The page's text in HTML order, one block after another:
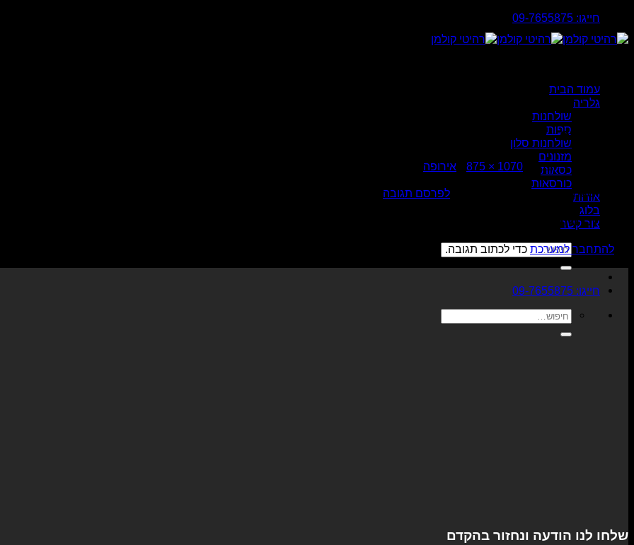
to
content
חייגו: 09-7655875
עמוד הבית
גלריה
שולחנות
ספות
שולחנות סלון
מזנונים
כסאות
כורסאות
אודות
בלוג
צור קשר
חיפוש
עבור:
חייגו: 09-7655875
חיפוש
europa2
1070 × 875 אירופה
Trackbacks סגורים, אבל את/ה יכול/ה לפרסם תגובה
כתיבת תגובה
להתחבר למערכת כדי לכתוב תגובה.
שלחו לנו הודעה ונחזור בהקדם